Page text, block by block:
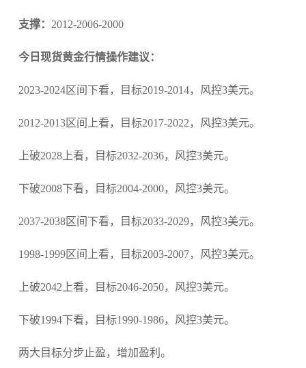
支撑： 2012-2006-2000
今日现货黄金行情操作建议：
2023-2024区间下看，目标2019-2014，风控3美元。
2012-2013区间上看，目标2017-2022，风控3美元。
上破2028上看，目标2032-2036，风控3美元。
下破2008下看，目标2004-2000，风控3美元。
2037-2038区间下看，目标2033-2029，风控3美元。
1998-1999区间上看，目标2003-2007，风控3美元。
上破2042上看，目标2046-2050，风控3美元。
下破1994下看，目标1990-1986，风控3美元。
两大目标分步止盈，增加盈利。